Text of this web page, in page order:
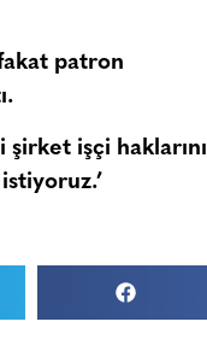
patron
işçi haklarını